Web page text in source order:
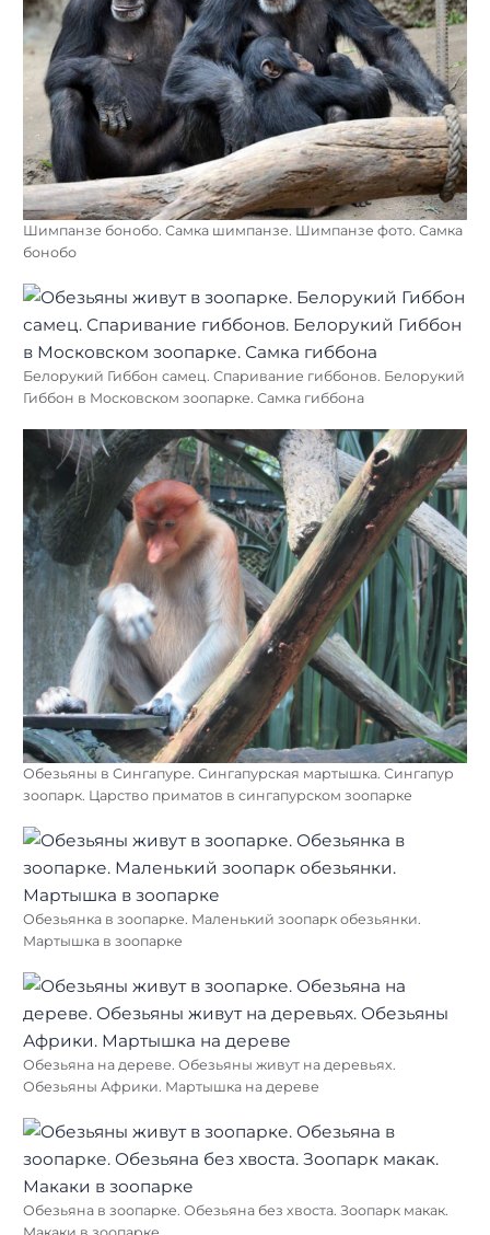
Шимпанзе бонобо. Самка шимпанзе. Шимпанзе фото. Самка
бонобо
Белорукий Гиббон самец. Спаривание гиббонов. Белорукий
Гиббон в Московском зоопарке. Самка гиббона
Обезьяны в Сингапуре. Сингапурская мартышка. Сингапур
зоопарк. Царство приматов в сингапурском зоопарке
Обезьянка в зоопарке. Маленький зоопарк обезьянки.
Мартышка в зоопарке
Обезьяна на дереве. Обезьяны живут на деревьях.
Обезьяны Африки. Мартышка на дереве
Обезьяна в зоопарке. Обезьяна без хвоста. Зоопарк макак.